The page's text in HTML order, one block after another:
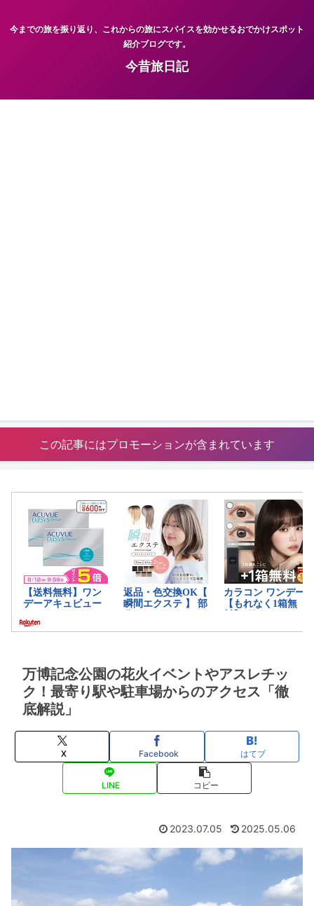
今までの旅を振り返り、これからの旅にスパイスを効かせるおでかけスポット
紹介ブログです。
今昔旅日記
この記事にはプロモーションが含まれています
万博記念公園の花火イベントやアスレチッ
ク！最寄り駅や駐車場からのアクセス「徹
底解説」
X Facebook はてブ
LINE コピー
2023.07.05 2025.05.06